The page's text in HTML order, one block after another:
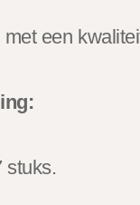
een
stuks.